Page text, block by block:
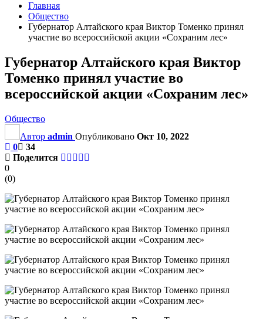
Главная
Общество
Губернатор Алтайского края Виктор Томенко принял
участие во всероссийской акции «Сохраним лес»
Губернатор Алтайского края Виктор
Томенко принял участие во
всероссийской акции «Сохраним лес»
Общество
Автор admin Опубликовано Окт 10, 2022
0
34
Поделится
0
(0)